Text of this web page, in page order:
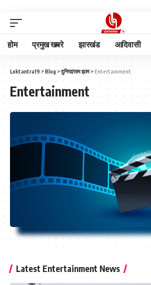
होम प्रमुख खबरे झारखंड आदिवासी
Loktantra19 >Blog >दुनिया/ताम झाम>Entertainment
Entertainment
Latest Entertainment News